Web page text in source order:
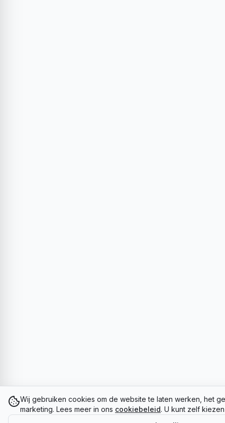
Wij gebruiken cookies om de website te laten werken, het
marketing. Lees meer in ons cookiebeleid. U kunt zelf